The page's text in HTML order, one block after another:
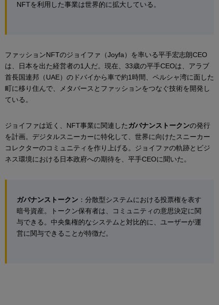
NFTを利用した事業は世界的に拡大している。
ファッションNFTのジョイファ（Joyfa）を率いる平手宏志朗CEO
は、日本を出た経営者の1人だ。現在、33歳の平手CEOは、アラブ
首長国連邦（UAE）のドバイから車で約1時間、ペルシャ湾に面した
町に移り住んで、メタバースとファッションをつなぐ技術を開発し
ている。
ジョイファは近く、NFT事業に関連したガバナンストークンの発行
を計画。デジタルスニーカーに特化して、世界に向けたスニーカー
コレクターのコミュニティを作り上げる。ジョイファの軌跡とビジ
ネス環境における日本政府への期待を、平手CEOに聞いた。
ガバナンストークン ：分散型システムにおける投票権を表す
暗号資産。トークン保有者は、コミュニティの意思決定に関
与できる。中央集権的なシステムと対比的に、ユーザーが運
営に関与できることが特徴だ。